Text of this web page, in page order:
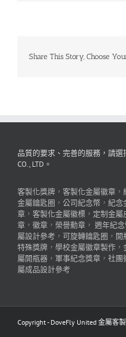
Share This Story, Choose
品質的要求、完善的服務，請選
CO., LTD。
客製化獎牌 ， 客製化金屬徽章 ，
金屬鑰匙圈 ， 公司紀念幣 ， 紀念
章 ， 客製化金屬徽標 ， 定制金屬
章 ， 徽章 ， 榮譽勳章 ， 週年紀
屬設計參考 ， 可旋轉鑰匙圈 ， 開
特殊獎牌 ， 學校金屬徽章製作 ，
屬開瓶器 ， 軍事紀念獎章 ， 社團
屬成品設計參考
Copyright - DoveFly United 金屬